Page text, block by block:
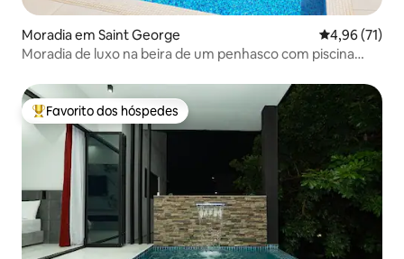
Moradia em Saint George Classificação
4,96 (71)
Moradia de luxo na beira de um penhasco com piscina
Favoritos dos hóspedes mais apreciados
Favorito dos hóspedes